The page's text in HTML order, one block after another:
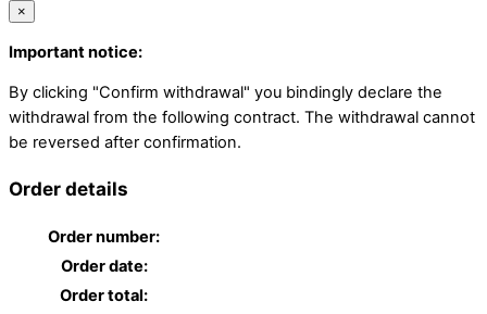
×
Important notice:
By clicking "Confirm withdrawal" you bindingly declare the
withdrawal from the following contract. The withdrawal cannot
be reversed after confirmation.
Order details
Order number:
Order date:
Order total: